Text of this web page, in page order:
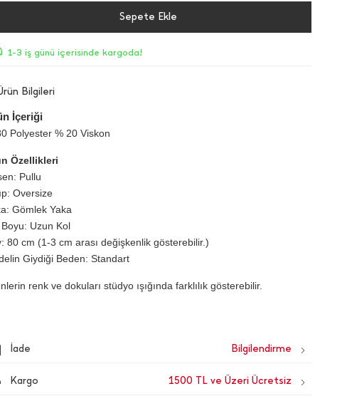
Sepete Ekle
1-3 iş günü içerisinde kargoda!
Bilgileri
İçeriği
Polyester % 20 Viskon
Özellikleri
Pullu
Oversize
Gömlek Yaka
Boyu: Uzun Kol
80 cm (1-3 cm arası değişkenlik gösterebilir.)
Giydiği Beden: Standart
renk ve dokuları stüdyo ışığında farklılık gösterebilir.
İade
Kargo 1500 TL ve Üzeri Ücretsiz